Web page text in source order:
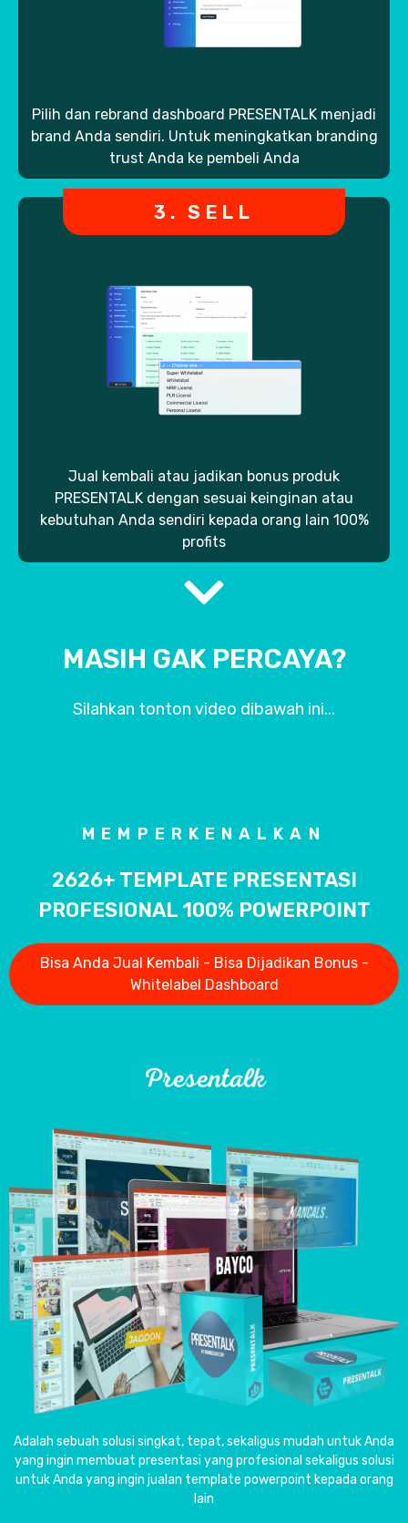
Pilih dan rebrand dashboard PRESENTALK menjadi
brand Anda sendiri. Untuk meningkatkan branding
trust Anda ke pembeli Anda
3. SELL
Jual kembali atau jadikan bonus produk
PRESENTALK dengan sesuai keinginan atau
kebutuhan Anda sendiri kepada orang lain 100%
profits
MASIH GAK PERCAYA?
Silahkan tonton video dibawah ini...
MEMPERKENALKAN
2626+ TEMPLATE PRESENTASI
PROFESIONAL 100% POWERPOINT
Bisa Anda Jual Kembali - Bisa Dijadikan Bonus -
Whitelabel Dashboard
Adalah sebuah solusi singkat, tepat, sekaligus mudah untuk Anda
yang ingin membuat presentasi yang profesional sekaligus solusi
untuk Anda yang ingin jualan template powerpoint kepada orang
lain